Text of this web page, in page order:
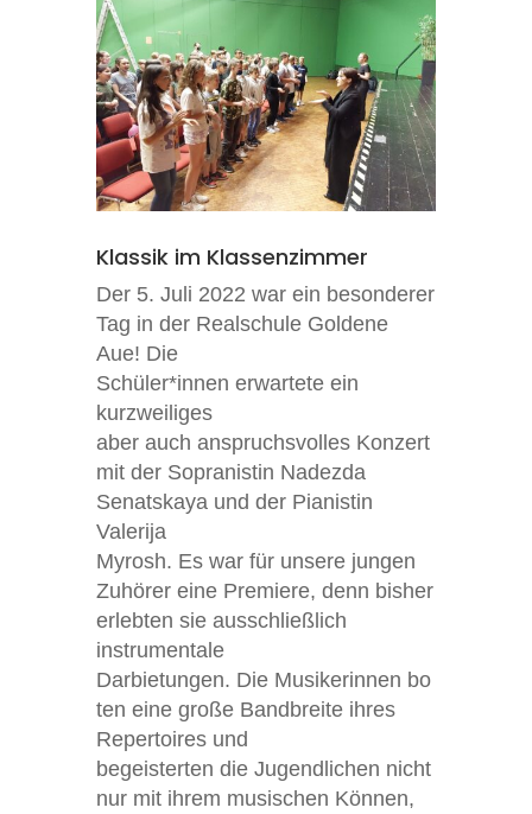
Klassik im Klassenzimmer
Der 5. Juli 2022 war ein besonderer
Tag in der Realschule Goldene
Aue! Die
Schüler*innen erwartete ein
kurzweiliges
aber auch anspruchsvolles Konzert
mit der Sopranistin Nadezda
Senatskaya und der Pianistin
Valerija
Myrosh. Es war für unsere jungen
Zuhörer eine Premiere, denn bisher
erlebten sie ausschließlich
instrumentale
Darbietungen. Die Musikerinnen bo
ten eine große Bandbreite ihres
Repertoires und
begeisterten die Jugendlichen nicht
nur mit ihrem musischen Können,